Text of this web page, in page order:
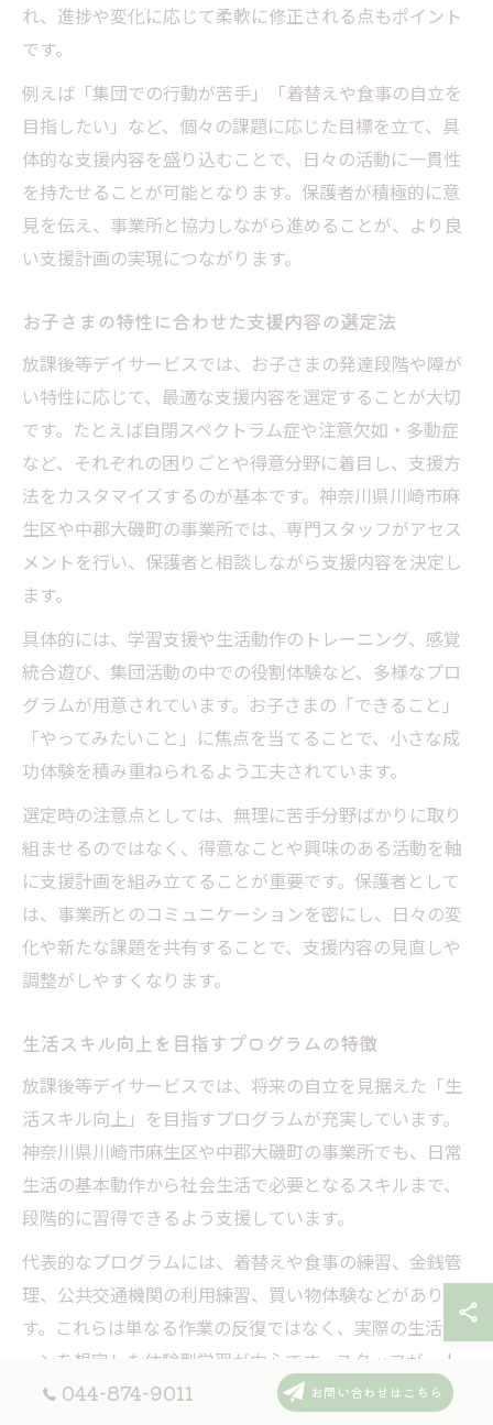
れ、進捗や変化に応じて柔軟に修正される点もポイント
です。
例えば「集団での行動が苦手」「着替えや食事の自立を
目指したい」など、個々の課題に応じた目標を立て、具
体的な支援内容を盛り込むことで、日々の活動に一貫性
を持たせることが可能となります。保護者が積極的に意
見を伝え、事業所と協力しながら進めることが、より良
い支援計画の実現につながります。
お子さまの特性に合わせた支援内容の選定法
放課後等デイサービスでは、お子さまの発達段階や障が
い特性に応じて、最適な支援内容を選定することが大切
です。たとえば自閉スペクトラム症や注意欠如・多動症
など、それぞれの困りごとや得意分野に着目し、支援方
法をカスタマイズするのが基本です。神奈川県川崎市麻
生区や中郡大磯町の事業所では、専門スタッフがアセス
メントを行い、保護者と相談しながら支援内容を決定し
ます。
具体的には、学習支援や生活動作のトレーニング、感覚
統合遊び、集団活動の中での役割体験など、多様なプロ
グラムが用意されています。お子さまの「できること」
「やってみたいこと」に焦点を当てることで、小さな成
功体験を積み重ねられるよう工夫されています。
選定時の注意点としては、無理に苦手分野ばかりに取り
組ませるのではなく、得意なことや興味のある活動を軸
に支援計画を組み立てることが重要です。保護者として
は、事業所とのコミュニケーションを密にし、日々の変
化や新たな課題を共有することで、支援内容の見直しや
調整がしやすくなります。
生活スキル向上を目指すプログラムの特徴
放課後等デイサービスでは、将来の自立を見据えた「生
活スキル向上」を目指すプログラムが充実しています。
神奈川県川崎市麻生区や中郡大磯町の事業所でも、日常
生活の基本動作から社会生活で必要となるスキルまで、
段階的に習得できるよう支援しています。
代表的なプログラムには、着替えや食事の練習、金銭管
理、公共交通機関の利用練習、買い物体験などがありま
す。これらは単なる作業の反復ではなく、実際の生活シ
ーンを想定した体験型学習が中心です。スタッフが一人
ひとりの理解度やペースに合わせてサポートし、失敗や
044-874-9011 お問い合わせはこちら